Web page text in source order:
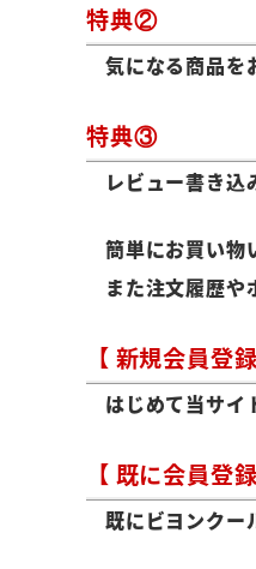
特典②
気になる商品を
特典③
レビュー書き
簡単にお買い物
また注文履歴や
【 新規会員登
はじめて当サイ
【 既に会員登
既にビヨンクー